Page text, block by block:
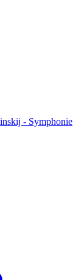
- Symphonie